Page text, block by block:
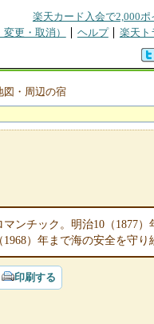
楽天カード入会で2,000ポ
更・取消） ヘルプ 楽天ト
図・周辺の宿
ンチック。明治10（1877
）年まで海の安全を守り
印刷する